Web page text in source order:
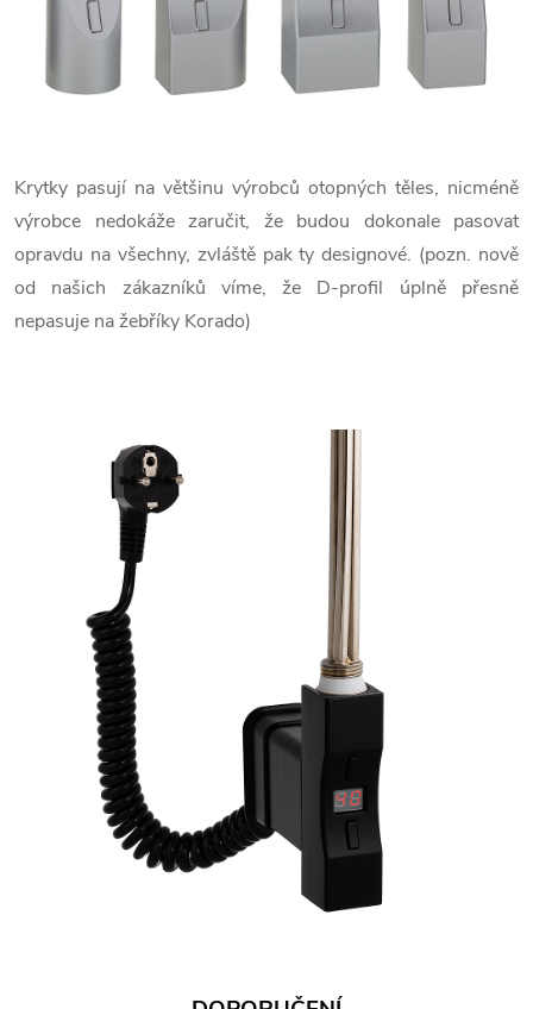
Krytky pasují na většinu výrobců otopných těles, nicméně
výrobce nedokáže zaručit, že budou dokonale pasovat
opravdu na všechny, zvláště pak ty designové. (pozn. nově
od našich zákazníků víme, že D-profil úplně přesně
nepasuje na žebříky Korado)